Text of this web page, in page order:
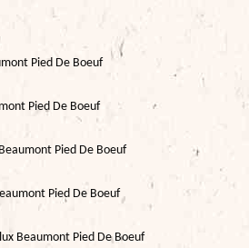
Pied De Boeuf
Pied De Boeuf
Pied De Boeuf
Pied De Boeuf
Beaumont Pied De Boeuf